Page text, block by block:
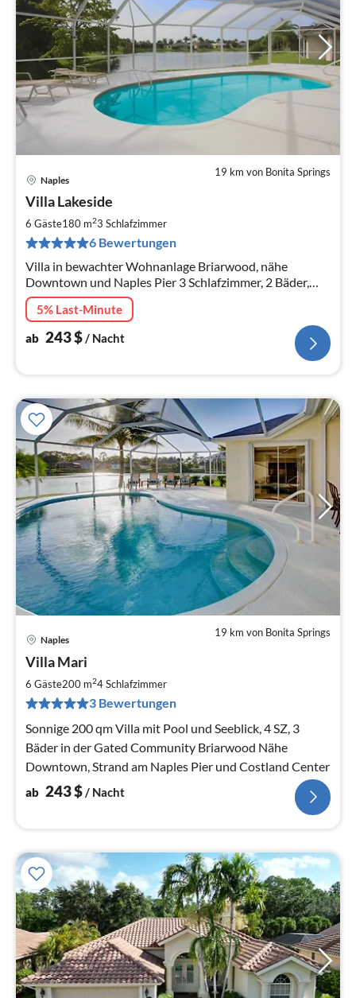
19 km von Bonita Springs
Naples
Villa Lakeside
6 Gäste180 m23 Schlafzimmer
6 Bewertungen
Villa in bewachter Wohnanlage Briarwood, nähe
Downtown und Naples Pier 3 Schlafzimmer, 2 Bäder,
eigener Pool (Südwesten) mit Blick auf einen See
5% Last-Minute
ab 243$/ Nacht
19 km von Bonita Springs
Naples
Villa Mari
6 Gäste200 m24Schlafzimmer
3 Bewertungen
Sonnige 200 qm Villa mit Pool und Seeblick, 4 SZ, 3
Bäder in der Gated Community Briarwood Nähe
Downtown, Strand am Naples Pier und Costland Center
ab 243$/ Nacht